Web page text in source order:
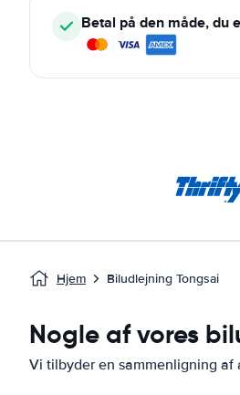
Betal på den måde, du
Hjem Biludlejning Tongsai
Nogle af vores
Vi tilbyder en sammenligning af